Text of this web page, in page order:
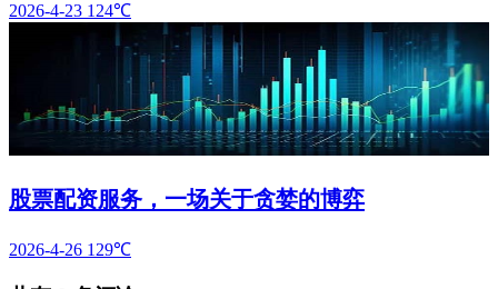
2026-4-23 124℃
股票配资服务，一场关于贪婪的博弈
2026-4-26 129℃